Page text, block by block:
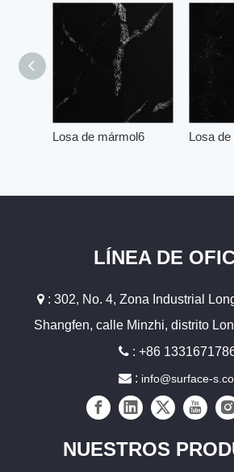
Losa de mármol6 Losa
LÍNEA DE
 : 302, No. 4, Zona Industrial
Shangfen, calle Minzhi, distrito
: +86
 : info@surface-
NUESTROS